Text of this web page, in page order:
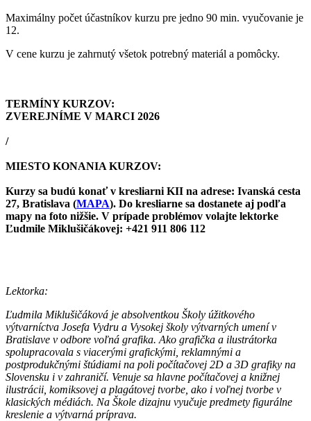
Maximálny počet účastníkov kurzu pre jedno 90 min. vyučovanie je
12.
V cene kurzu je zahrnutý všetok potrebný materiál a pomôcky.
TERMÍNY KURZOV:
ZVEREJNÍME V MARCI 2026
/
MIESTO KONANIA KURZOV:
Kurzy sa budú konať v kresliarni KII na adrese: Ivanská cesta
27, Bratislava (MAPA). Do kresliarne sa dostanete aj podľa
mapy na foto nižšie. V prípade problémov volajte lektorke
Ľudmile Miklušičákovej: +421 911 806 112
Lektorka:
Ľudmila Miklušičáková je absolventkou Školy úžitkového
výtvarníctva Josefa Vydru a Vysokej školy výtvarných umení v
Bratislave v odbore voľná grafika. Ako grafička a ilustrátorka
spolupracovala s viacerými grafickými, reklamnými a
postprodukčnými štúdiami na poli počítačovej 2D a 3D grafiky na
Slovensku i v zahraničí. Venuje sa hlavne počítačovej a knižnej
ilustrácii, komiksovej a plagátovej tvorbe, ako i voľnej tvorbe v
klasických médiách. Na Škole dizajnu vyučuje predmety figurálne
kreslenie a výtvarná príprava.